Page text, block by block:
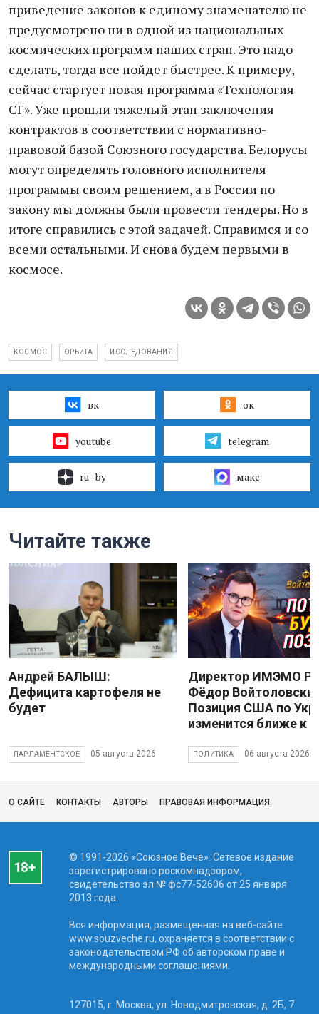
приведение законов к единому знаменателю не
предусмотрено ни в одной из национальных
космических программ наших стран. Это надо
сделать, тогда все пойдет быстрее. К примеру,
сейчас стартует новая программа «Технология
СГ». Уже прошли тяжелый этап заключения
контрактов в соответствии с нормативно-
правовой базой Союзного государства. Белорусы
могут определять головного исполнителя
программы своим решением, а в России по
закону мы должны были провести тендеры. Но в
итоге справились с этой задачей. Справимся и со
всеми остальными. И снова будем первыми в
космосе.
КОСМОС ОРБИТА ИССЛЕДОВАНИЯ
вк ок
youtube telegram
ru–by макс
Читайте также
Андрей БАЛЫШ:
Дефицита картофеля не
будет
ПАРЛАМЕНТСКОЕ 05 августа 2026
Директор ИМЭМО
Фёдор
Позиция США по
изменится ближе к
ПОЛИТИКА 06 августа 2026
О САЙТЕ КОНТАКТЫ АВТОРЫ ПРАВОВАЯ ИНФОРМАЦИЯ
© 1991-2026 «Союзное Вече». Сетевое издание
зарегистрировано роскомнадзором,
свидетельство эл № фc77-52606 от 25 января
2013 года.
Вся информация, размещенная на веб-сайте
www.souzveche.ru, охраняется в соответствии с
законодательством РФ об авторском праве и
международными соглашениями.
127015, г. Москва, ул. Новодмитровская, д. 2Б, 7